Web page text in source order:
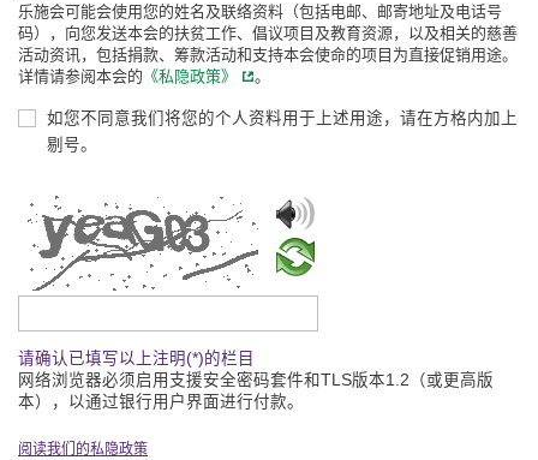
乐施会可能会使用您的姓名及联络资料（包括电邮、邮寄地址及电话号
码），向您发送本会的扶贫工作、倡议项目及教育资源，以及相关的慈善
活动资讯，包括捐款、筹款活动和支持本会使命的项目为直接促销用途。
详情请参阅本会的 《私隐政策》 。
如您不同意我们将您的个人资料用于上述用途，请在方格内加上
剔号。
请输入验证码
请确认已填写以上注明(*)的栏目
网络浏览器必须启用支援安全密码套件和TLS版本1.2（或更高版
本），以通过银行用户界面进行付款。
阅读我们的私隐政策